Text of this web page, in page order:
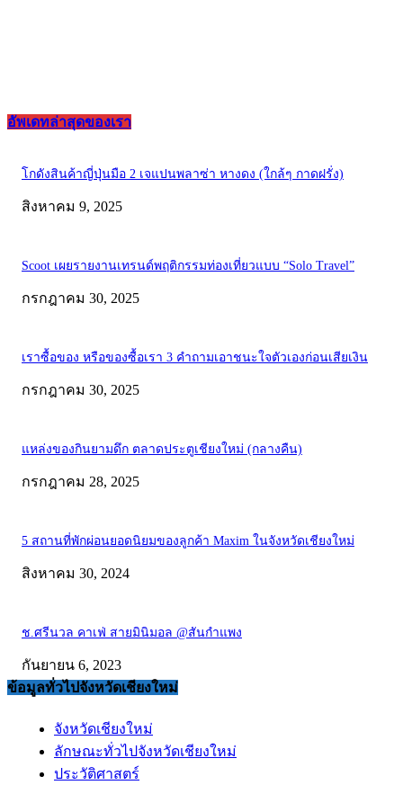
อัพเดทล่าสุดของเรา
โกดังสินค้าญี่ปุ่นมือ 2 เจแปนพลาซ่า หางดง (ใกล้ๆ กาดฝรั่ง)
สิงหาคม 9, 2025
Scoot เผยรายงานเทรนด์พฤติกรรมท่องเที่ยวแบบ “Solo Travel”
กรกฎาคม 30, 2025
เราซื้อของ หรือของซื้อเรา 3 คำถามเอาชนะใจตัวเองก่อนเสียเงิน
กรกฎาคม 30, 2025
แหล่งของกินยามดึก ตลาดประตูเชียงใหม่ (กลางคืน)
กรกฎาคม 28, 2025
5 สถานที่พักผ่อนยอดนิยมของลูกค้า Maxim ในจังหวัดเชียงใหม่
สิงหาคม 30, 2024
ช.ศรีนวล คาเฟ่ สายมินิมอล @สันกำแพง
กันยายน 6, 2023
ข้อมูลทั่วไปจังหวัดเชียงใหม่
จังหวัดเชียงใหม่
ลักษณะทั่วไปจังหวัดเชียงใหม่
ประวัติศาสตร์